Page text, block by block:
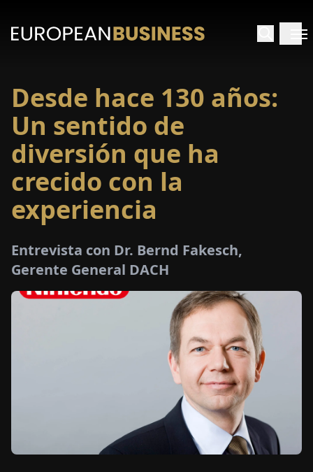
PAPEL
PLHU
Desde hace 130 años:
Un sentido de
diversión que ha
crecido con la
experiencia
Entrevista con Dr. Bernd Fakesch,
Gerente General DACH